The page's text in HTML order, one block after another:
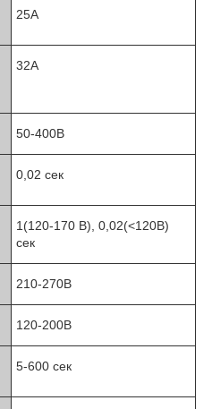
25A
32A
50-400B
0,02 сек
1(120-170 В), 0,02(<120В)
сек
210-270В
120-200В
5-600 сек